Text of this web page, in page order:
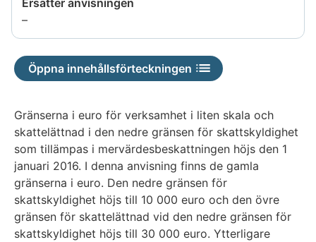
–Uppgiften
är
inte
tillgänglig
Öppna innehållsförteckningen
Gränserna i euro för verksamhet i liten skala och
skattelättnad i den nedre gränsen för skattskyldighet
som tillämpas i mervärdesbeskattningen höjs den 1
januari 2016. I denna anvisning finns de gamla
gränserna i euro. Den nedre gränsen för
skattskyldighet höjs till 10 000 euro och den övre
gränsen för skattelättnad vid den nedre gränsen för
skattskyldighet höjs till 30 000 euro. Ytterligare